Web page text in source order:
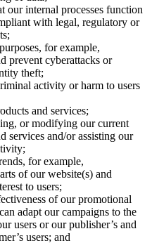
our internal processes function
with legal, regulatory or
for example,
prevent cyberattacks or
theft;
activity or harm to users
and services;
or modifying our current
services and/or assisting our
for example,
of our website(s) and
to users;
of our promotional
adapt our campaigns to the
users or our publisher’s and
users; and